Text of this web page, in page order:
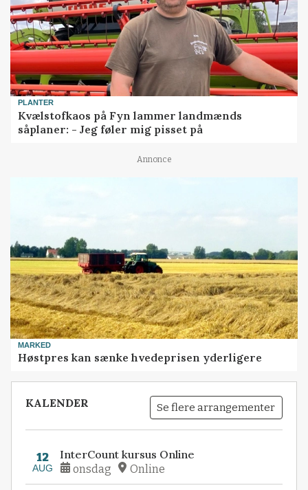
PLANTER
Kvælstofkaos på Fyn lammer landmænds
såplaner: - Jeg føler mig pisset på
Annonce
MARKED
Høstpres kan sænke hvedeprisen yderligere
KALENDER Se flere arrangementer
12
AUG
InterCount kursus Online
onsdag Online